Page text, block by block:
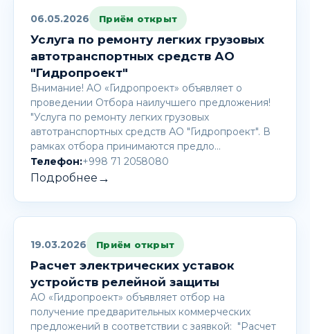
06.05.2026 Приём открыт
Услуга по ремонту легких грузовых
автотранспортных средств АО
"Гидропроект"
Внимание! AО «Гидропроект» объявляет о
проведении Отбора наилучшего предложения!
"Услуга по ремонту легких грузовых
автотранспортных средств АО "Гидропроект". В
рамках отбора принимаются предло…
Телефон:+998 71 2058080
Подробнее →
19.03.2026 Приём открыт
Расчет электрических уставок
устройств релейной защиты
АО «Гидропроект» объявляет отбор на
получение предварительных коммерческих
предложений в соответствии с заявкой: "Расчет